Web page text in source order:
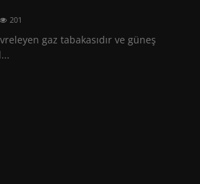
201
gaz tabakasıdır ve güneş